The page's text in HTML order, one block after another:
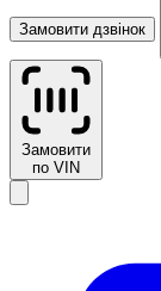
Замовити дзвінок
Замовити
по VIN